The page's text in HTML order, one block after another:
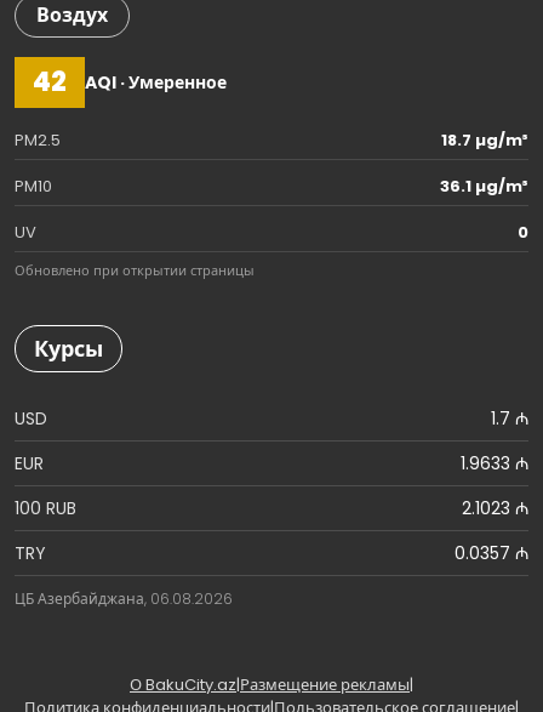
Воздух
42 AQI · Умеренное
PM2.5
18.7 µg/m³
PM10
36.1 µg/m³
UV
0
Обновлено при открытии страницы
Курсы
USD
1.7 ₼
EUR
1.9633 ₼
100 RUB
2.1023 ₼
TRY
0.0357 ₼
ЦБ Азербайджана, 06.08.2026
О BakuCity.az|Размещение рекламы|